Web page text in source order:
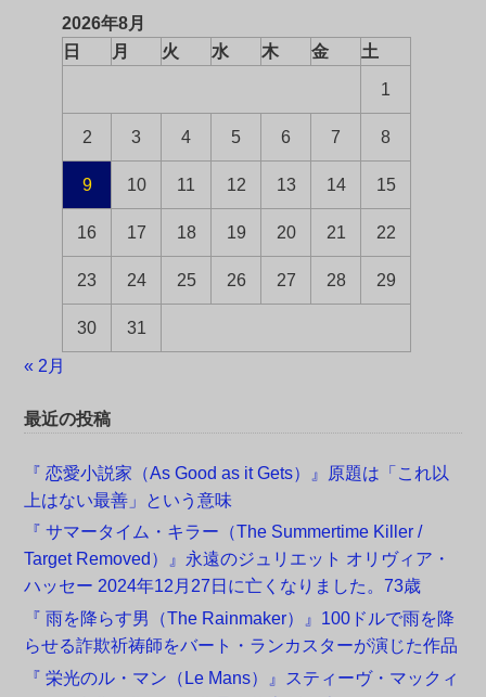
2026年8月
日
月 火 水 木 金 土
1
2 3 4 5 6 7 8
9 10 11 12 13 14 15
16 17 18 19 20 21 22
23 24 25 26 27 28 29
30 31
« 2月
最近の投稿
『 恋愛小説家（As Good as it Gets）』原題は「これ以
上はない最善」という意味
『 サマータイム・キラー（The Summertime Killer /
Target Removed）』永遠のジュリエット オリヴィア・
ハッセー 2024年12月27日に亡くなりました。73歳
『 雨を降らす男（The Rainmaker）』100ドルで雨を降
らせる詐欺祈祷師をバート・ランカスターが演じた作品
『 栄光のル・マン（Le Mans）』スティーヴ・マックィ